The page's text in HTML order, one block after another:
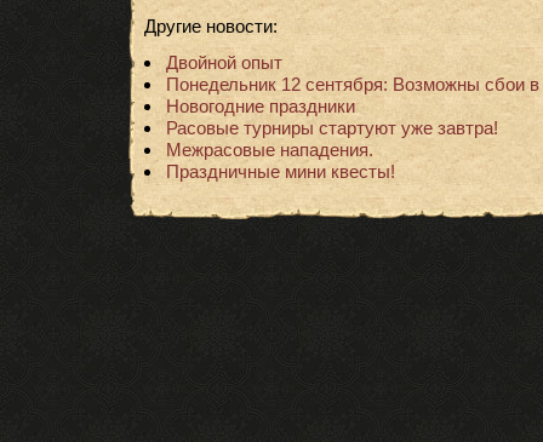
Другие новости:
Двойной опыт
Понедельник 12 сентября: Возможны сбои в
Новогодние праздники
Расовые турниры стартуют уже завтра!
Межрасовые нападения.
Праздничные мини квесты!